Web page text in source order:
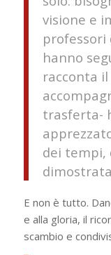
visione e
professori
hanno
racconta
trasferta-
dei tempi,
E non è tutto.
e alla gloria, il
scambio e